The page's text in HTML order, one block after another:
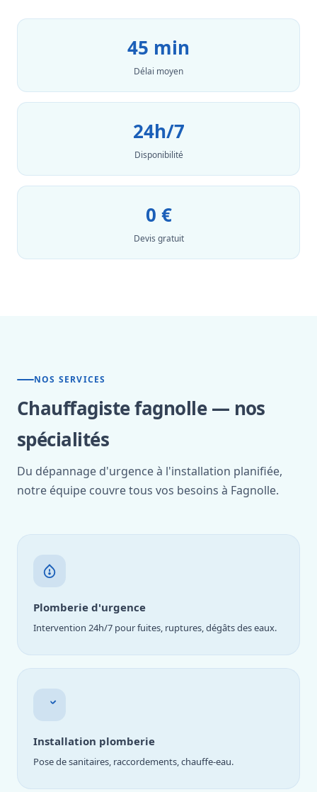
45 min
Délai moyen
24h/7
Disponibilité
0 €
Devis gratuit
NOS SERVICES
Chauffagiste fagnolle — nos
spécialités
Du dépannage d'urgence à l'installation planifiée,
notre équipe couvre tous vos besoins à Fagnolle.
Plomberie d'urgence
Intervention 24h/7 pour fuites, ruptures, dégâts des eaux.
Installation plomberie
Pose de sanitaires, raccordements, chauffe-eau.